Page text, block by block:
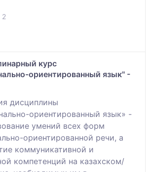
2
курс
ориентированный язык" -
дисциплины
ориентированный язык» -
умений всех форм
ориентированной речи, а
коммуникативной и
компетенций на казахском/